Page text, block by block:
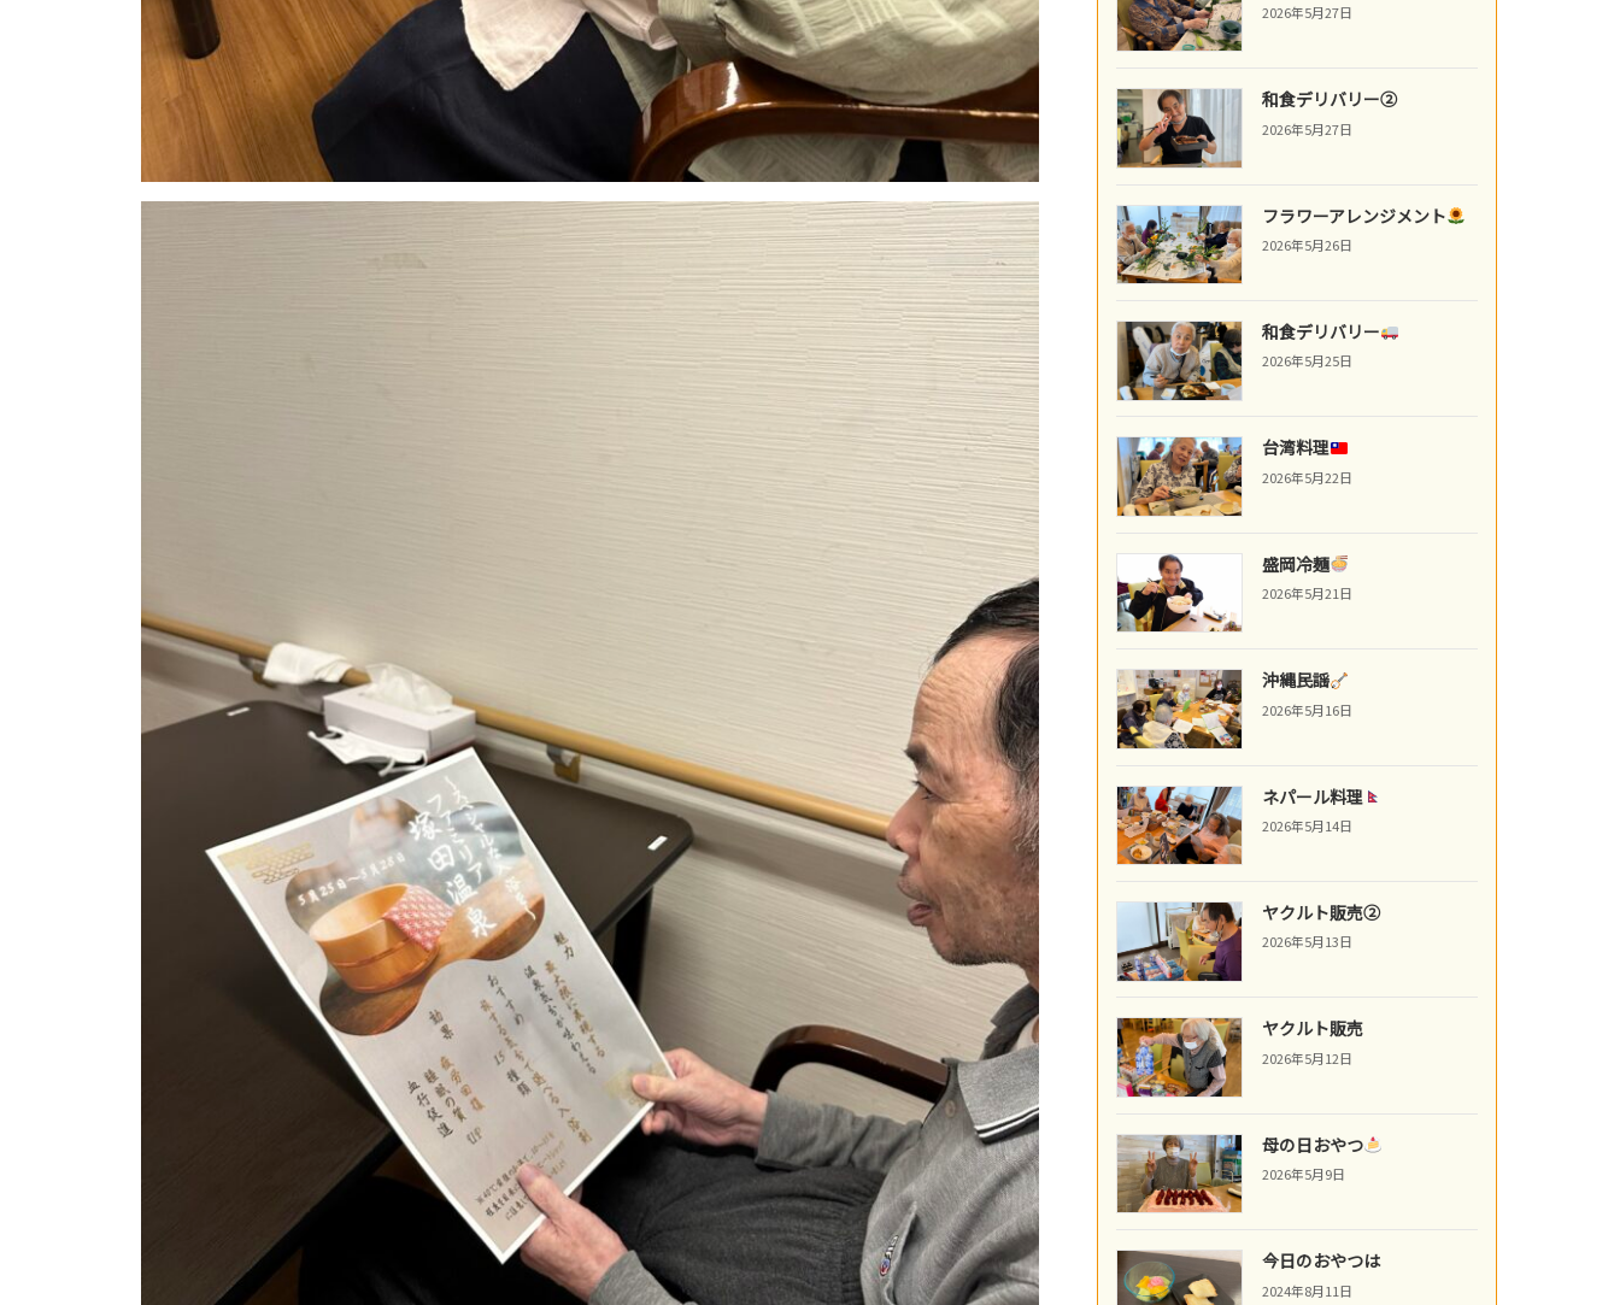
2026年5月27日
和食デリバリー②
2026年5月27日
フラワーアレンジメント
2026年5月26日
和食デリバリー
2026年5月25日
台湾料理
2026年5月22日
盛岡冷麺
2026年5月21日
沖縄民謡
2026年5月16日
ネパール料理
2026年5月14日
ヤクルト販売②
2026年5月13日
ヤクルト販売
2026年5月12日
母の日おやつ
2026年5月9日
今日のおやつは
2024年8月11日